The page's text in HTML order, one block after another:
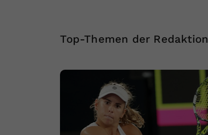
Top-Themen der Redaktion